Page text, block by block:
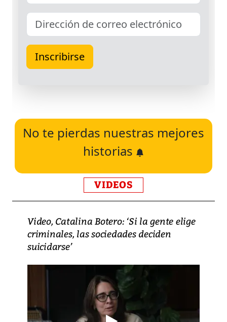
No te pierdas nuestras mejores
historias
VIDEOS
Video, Catalina Botero: ‘Si la gente elige
criminales, las sociedades deciden
suicidarse’